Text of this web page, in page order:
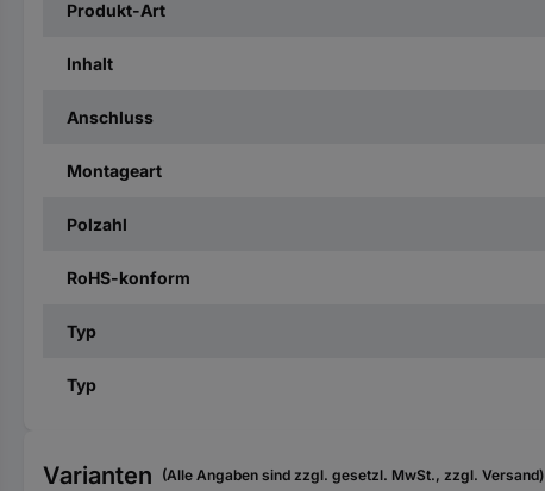
Produkt-Art
Inhalt
Anschluss
Montageart
Polzahl
RoHS-konform
Typ
Typ
Varianten (Alle Angaben sind zzgl. gesetzl. MwSt., zzgl. Versand)